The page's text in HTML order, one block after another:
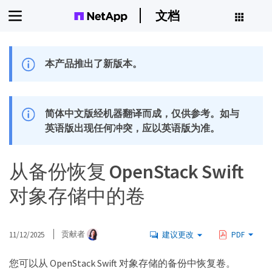
文档
本产品推出了新版本。
简体中文版经机器翻译而成，仅供参考。如与
英语版出现任何冲突，应以英语版为准。
从备份恢复 OpenStack Swift
对象存储中的卷
11/12/2025 贡献者 建议更改 PDF
您可以从 OpenStack Swift 对象存储的备份中恢复卷。